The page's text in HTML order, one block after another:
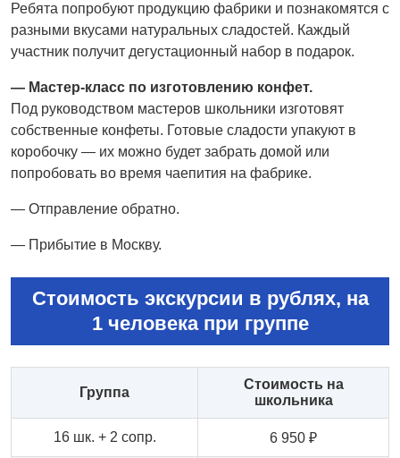
Ребята попробуют продукцию фабрики и познакомятся с
разными вкусами натуральных сладостей. Каждый
участник получит дегустационный набор в подарок.
— Мастер-класс по изготовлению конфет.
Под руководством мастеров школьники изготовят
собственные конфеты. Готовые сладости упакуют в
коробочку — их можно будет забрать домой или
попробовать во время чаепития на фабрике.
— Отправление обратно.
— Прибытие в Москву.
Стоимость экскурсии в рублях, на
1 человека при группе
Группа
Стоимость на
школьника
16 шк. + 2 сопр. 6 950 ₽